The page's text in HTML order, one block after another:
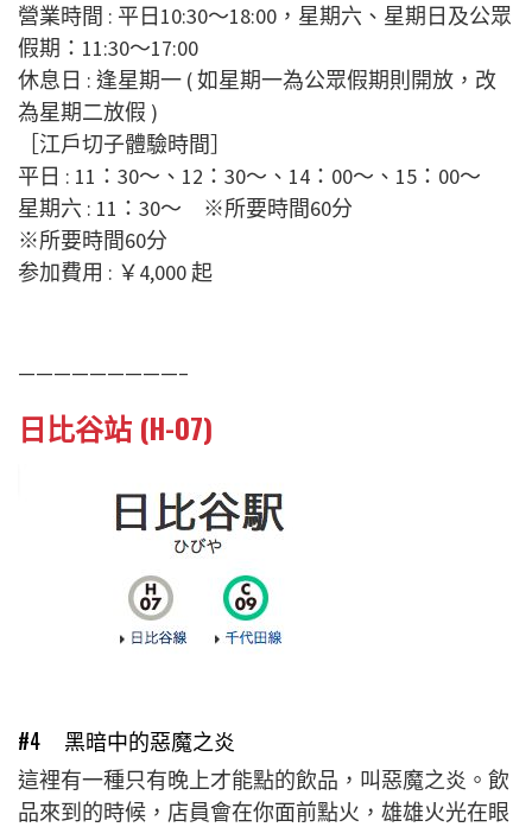
營業時間 : 平日10:30～18:00，星期六、星期日及公眾
假期：11:30～17:00
休息日 : 逢星期一 ( 如星期一為公眾假期則開放，改
為星期二放假 )
［江戶切子體驗時間］
平日 : 11：30～、12：30～、14：00～、15：00～
星期六 : 11：30～ ※所要時間60分
※所要時間60分
参加費用 : ￥4,000 起
—————————–
日比谷站 (H-07)
#4 黑暗中的惡魔之炎
這裡有一種只有晚上才能點的飲品，叫惡魔之炎。飲
品來到的時候，店員會在你面前點火，雄雄火光在眼